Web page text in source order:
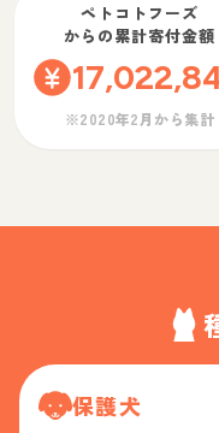
ペトコトフーズ
からの累計寄付金額
※2020年2月から集計
保護犬